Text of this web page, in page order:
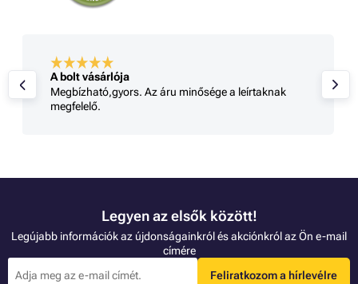
A bolt vásárlója
Megbízható,gyors. Az áru minősége a leírtaknak
megfelelő.
Legyen az elsők között!
Legújabb információk az újdonságainkról és akciónkról az Ön e-mail
címére
Feliratkozom a hírlevélre